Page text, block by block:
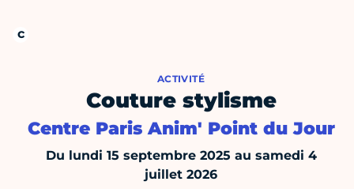
ACTIVITÉ
Couture stylisme
Centre Paris Anim' Point du Jour
Du lundi 15 septembre 2025 au samedi 4
juillet 2026